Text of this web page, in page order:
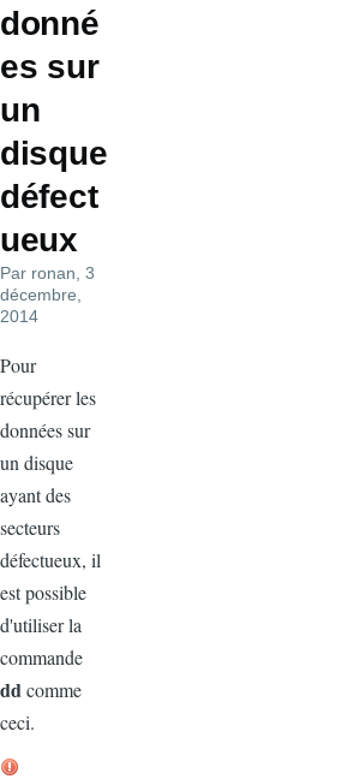
donné
es sur
un
disque
défect
ueux
Par ronan , 3
décembre,
2014
Pour
récupérer les
données sur
un disque
ayant des
secteurs
défectueux, il
est possible
d'utiliser la
commande
ddcomme
ceci.